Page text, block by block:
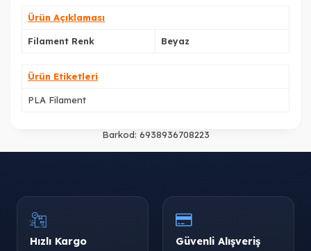
Ürün Açıklaması
Filament Renk Beyaz
Ürün Etiketleri
PLA Filament
Barkod: 6938936708223
Hızlı Kargo Güvenli Alışveriş